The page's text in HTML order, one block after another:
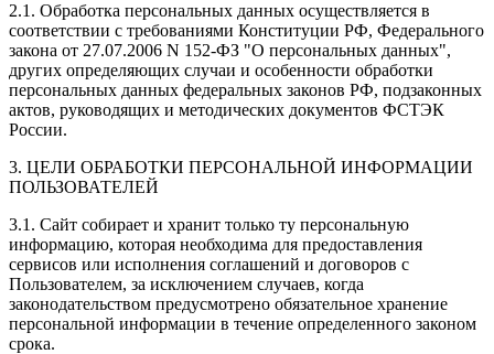
2.1. Обработка персональных данных осуществляется в
соответствии с требованиями Конституции РФ, Федерального
закона от 27.07.2006 N 152-ФЗ "О персональных данных",
других определяющих случаи и особенности обработки
персональных данных федеральных законов РФ, подзаконных
актов, руководящих и методических документов ФСТЭК
России.
3. ЦЕЛИ ОБРАБОТКИ ПЕРСОНАЛЬНОЙ ИНФОРМАЦИИ
ПОЛЬЗОВАТЕЛЕЙ
3.1. Сайт собирает и хранит только ту персональную
информацию, которая необходима для предоставления
сервисов или исполнения соглашений и договоров с
Пользователем, за исключением случаев, когда
законодательством предусмотрено обязательное хранение
персональной информации в течение определенного законом
срока.